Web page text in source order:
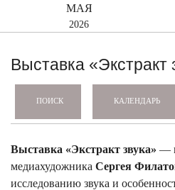
МАЯ
2026
Выставка «Экстракт
ПОИСК КАЛЕНДАРЬ
Выставка «Экстракт звука» —
медиахудожника Сергея
исследованию звука и